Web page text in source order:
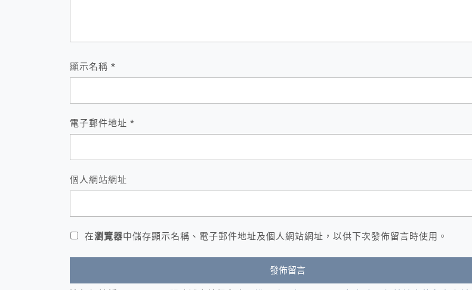
顯示名稱 *
電子郵件地址 *
個人網站網址
在瀏覽器中儲存顯示名稱、電子郵件地址及個人網站網址，以供下次發佈留言時使用。